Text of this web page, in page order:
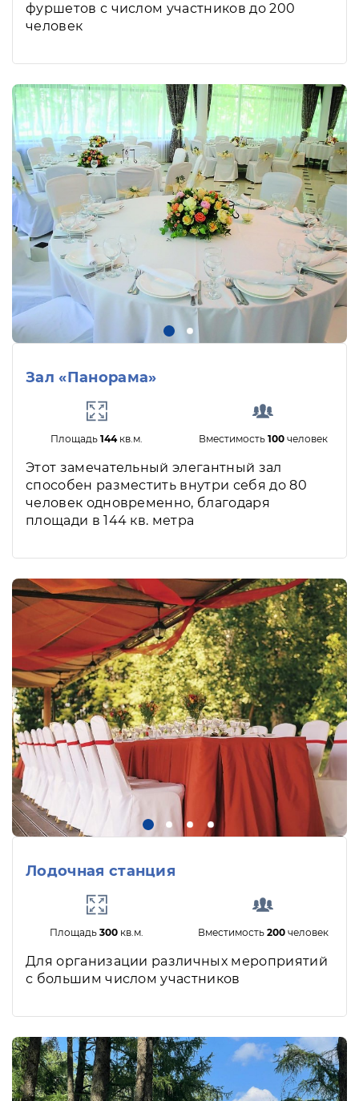
фуршетов с числом участников до 200
человек
Зал «Панорама»
Площадь144кв.м. Вместимость 100человек
Этот замечательный элегантный зал
способен разместить внутри себя до 80
человек одновременно, благодаря
площади в 144 кв. метра
Лодочная станция
Площадь300 кв.м. Вместимость 200человек
Для организации различных мероприятий
с большим числом участников